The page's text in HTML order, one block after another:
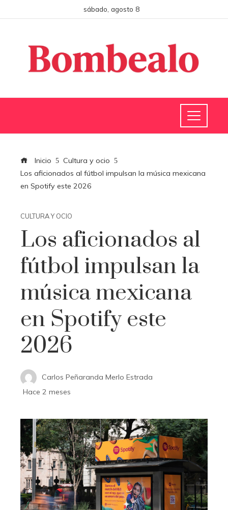
sábado, agosto 8
Inicio
Cultura y ocio
Los aficionados al fútbol impulsan la música mexicana
en Spotify este 2026
CULTURA Y OCIO
Los aficionados al
fútbol impulsan la
música mexicana
en Spotify este
2026
Carlos Peñaranda Merlo Estrada
Hace 2 meses